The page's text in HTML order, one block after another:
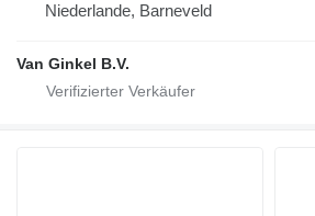
Niederlande, Barneveld
Van Ginkel B.V.